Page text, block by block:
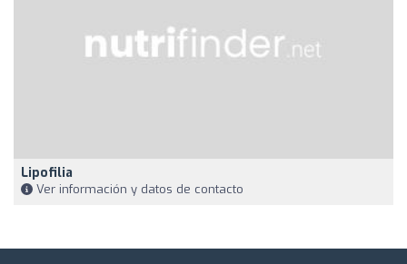
Lipofilia
Ver información y datos de contacto